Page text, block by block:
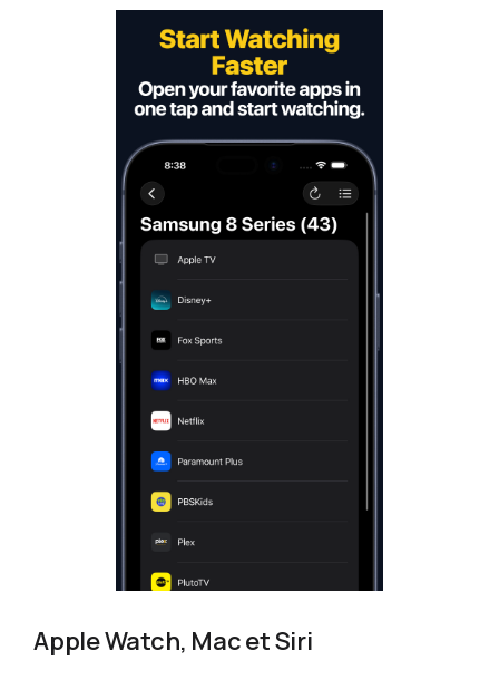
Apple Watch, Mac et Siri